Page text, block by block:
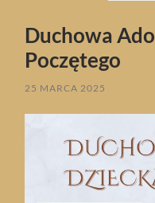
Duchowa
Poczętego
25 MARCA 2025